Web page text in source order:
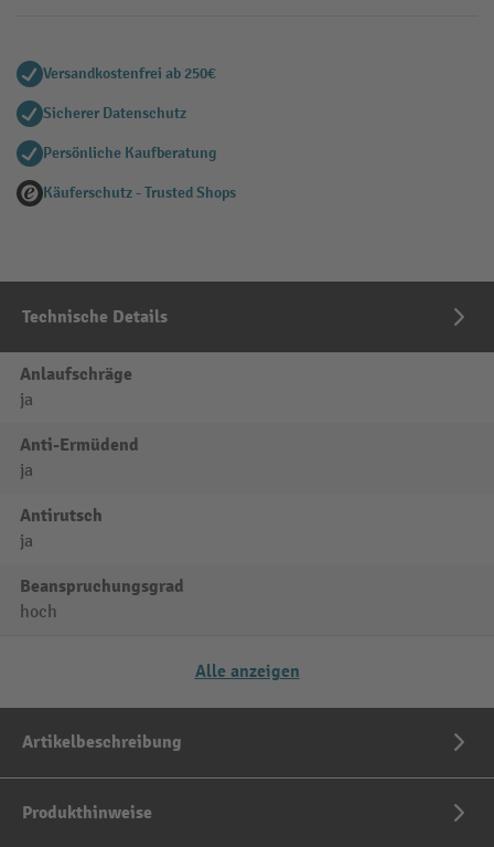
Versandkostenfrei ab 250€
Sicherer Datenschutz
Persönliche Kaufberatung
Käuferschutz - Trusted Shops
Technische Details
Anlaufschräge
ja
Anti-Ermüdend
ja
Antirutsch
ja
Beanspruchungsgrad
hoch
Alle anzeigen
Artikelbeschreibung
Produkthinweise